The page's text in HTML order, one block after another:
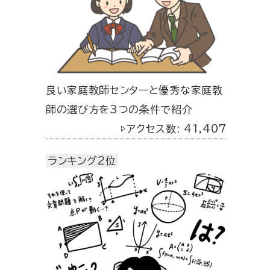
良い家庭教師センターと優秀な家庭教
師の選び方を3つの条件で紹介
▷アクセス数: 41,407
ランキング2位